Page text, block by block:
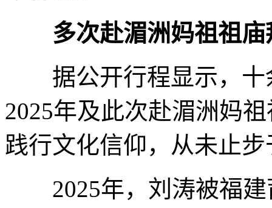
多次赴湄洲妈祖祖庙
据公开行程显示，十
2025年及此次赴湄洲妈
践行文化信仰，从未止
2025年，刘涛被福建